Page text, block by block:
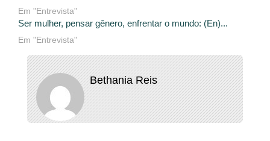
Em "Entrevista"
Ser mulher, pensar gênero, enfrentar o mundo: (En)...
Em "Entrevista"
Bethania Reis